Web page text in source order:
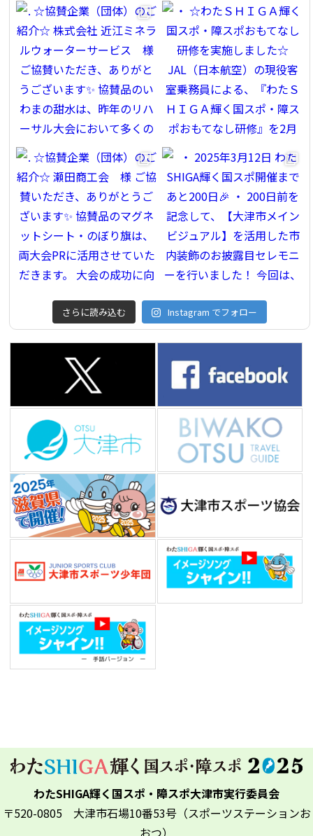
さらに読み込む Instagram でフォロー
わたSHIGA輝く国スポ・障スポ大津市実行委員会
〒520-0805 大津市石場10番53号（スポーツステーションお